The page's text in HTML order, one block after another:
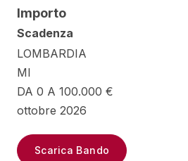
Importo
Scadenza
LOMBARDIA
MI
DA 0 A 100.000 €
ottobre 2026
Scarica Bando